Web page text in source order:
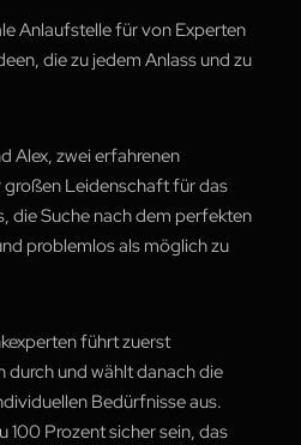
Anlaufstelle für von Experten
die zu jedem Anlass und zu
Alex, zwei erfahrenen
Leidenschaft für das
die Suche nach dem perfekten
problemlos als möglich zu
führt zuerst
durch und wählt danach die
Bedürfnisse aus.
100 Prozent sicher sein, das